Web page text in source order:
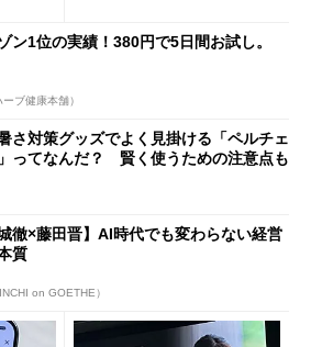
ン1位の実績！380円で5日間お試し。
ブ健康本舗）
さ対策グッズでよく見掛ける「ペルチェ
ってなんだ？ 賢く使うための注意点も
城徹×藤田晋】AI時代でも変わらない経営
質
on GOETHE）